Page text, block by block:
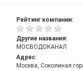
Рейтинг компании:
Другие названия:
МОСВОДОКАНАЛ
Адрес:
Москва, Соколиная